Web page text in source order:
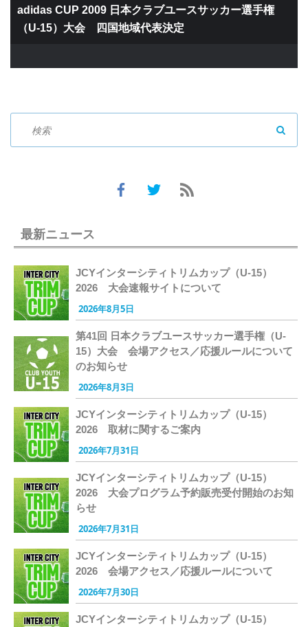
adidas CUP 2009 日本クラブユースサッカー選手権
（U-15）大会 四国地域代表決定
最新ニュース
JCYインターシティトリムカップ（U-15）
2026 大会速報サイトについて
2026年8月5日
第41回 日本クラブユースサッカー選手権（U-
15）大会 会場アクセス／応援ルールについて
のお知らせ
2026年8月3日
JCYインターシティトリムカップ（U-15）
2026 取材に関するご案内
2026年7月31日
JCYインターシティトリムカップ（U-15）
2026 大会プログラム予約販売受付開始のお知
らせ
2026年7月31日
JCYインターシティトリムカップ（U-15）
2026 会場アクセス／応援ルールについて
2026年7月30日
JCYインターシティトリムカップ（U-15）